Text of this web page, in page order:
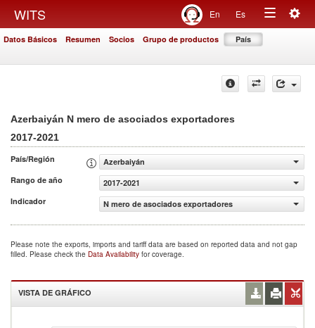
WITS En Es
Toggle
Datos Básicos Resumen Socios Grupo de productos País
Azerbaiyán N mero de asociados exportadores
2017-2021
País/Región
Azerbaiyán
Rango de año
2017-2021
Indicador
N mero de asociados exportadores
Please note the exports, imports and tariff data are based on reported data and not gap
filled. Please check the Data Availability for coverage.
VISTA DE GRÁFICO